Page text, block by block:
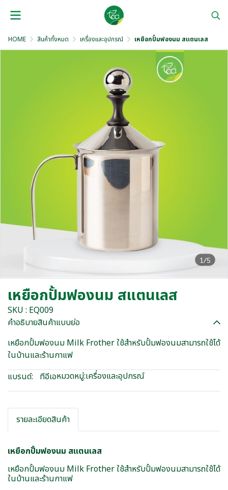
HOME สินค้าทั้งหมด เครื่องและอุปกรณ์ เหยือกปั้มฟองนม สแตนเลส
1/5
เหยือกปั้มฟองนม สแตนเลส
SKU : EQ009
คำอธิบายสินค้าแบบย่อ
เหยือกปั้มฟองนม Milk Frother ใช้สำหรับปั้มฟองนมสามารถใช้ได้
ในบ้านและร้านกาแฟ
แบรนด์:
ทีอีเอหมวดหมู่:เครื่องและอุปกรณ์
รายละเอียดสินค้า
เหยือกปั้มฟองนม สแตนเลส
เหยือกปั้มฟองนม Milk Frother ใช้สำหรับปั้มฟองนมสามารถใช้ได้
ในบ้านและร้านกาแฟ